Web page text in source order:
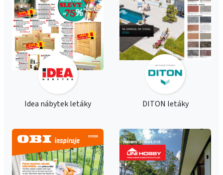
Idea nábytek letáky DITON letáky